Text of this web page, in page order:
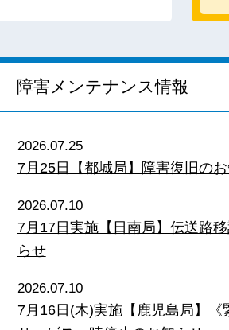
障害メンテナンス情報
2026.07.25
7月25日【都城局】障害復旧の
2026.07.10
7月17日実施【日南局】伝送路
らせ
2026.07.10
7月16日(木)実施【鹿児島局】《